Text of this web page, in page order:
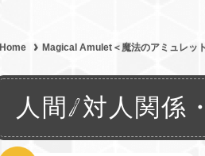
Home Magical Amulet＜魔法のアミュレッ
人間/対人関係